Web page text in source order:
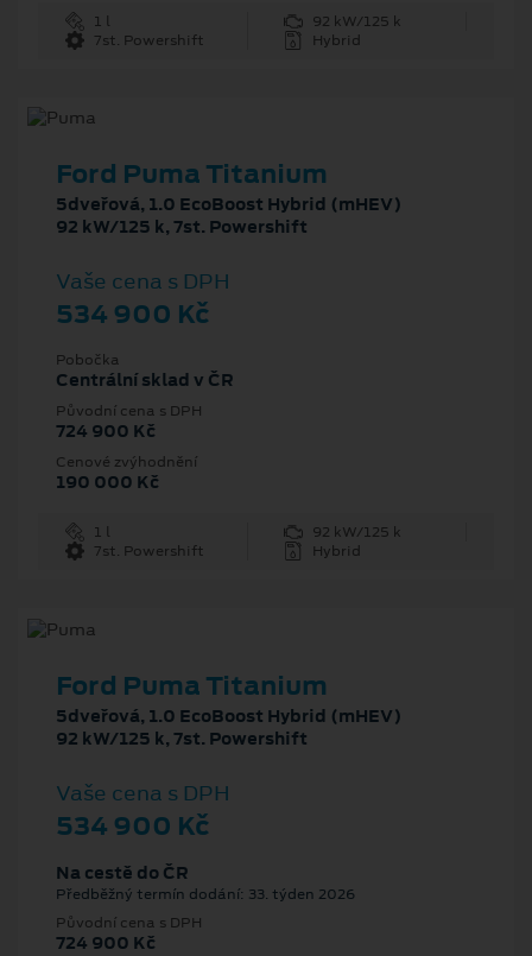
1 l
92 kW/125 k
7st. Powershift
Hybrid
Ford Puma Titanium
5dveřová, 1.0 EcoBoost Hybrid (mHEV)
92 kW/125 k, 7st. Powershift
Vaše cena s DPH
534 900 Kč
Pobočka
Centrální sklad v ČR
Původní cena s DPH
724 900 Kč
Cenové zvýhodnění
190 000 Kč
1 l
92 kW/125 k
7st. Powershift
Hybrid
Ford Puma Titanium
5dveřová, 1.0 EcoBoost Hybrid (mHEV)
92 kW/125 k, 7st. Powershift
Vaše cena s DPH
534 900 Kč
Na cestě do ČR
Předběžný termín dodání: 33. týden 2026
Původní cena s DPH
724 900 Kč